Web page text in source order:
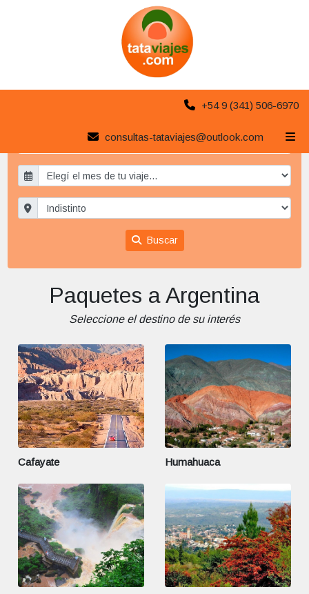
+54 9 (341) 506-6970
consultas-tataviajes@outlook.com
Paquetes a Argentina
Buscar
Paquetes a Argentina
Seleccione el destino de su interés
Cafayate Humahuaca